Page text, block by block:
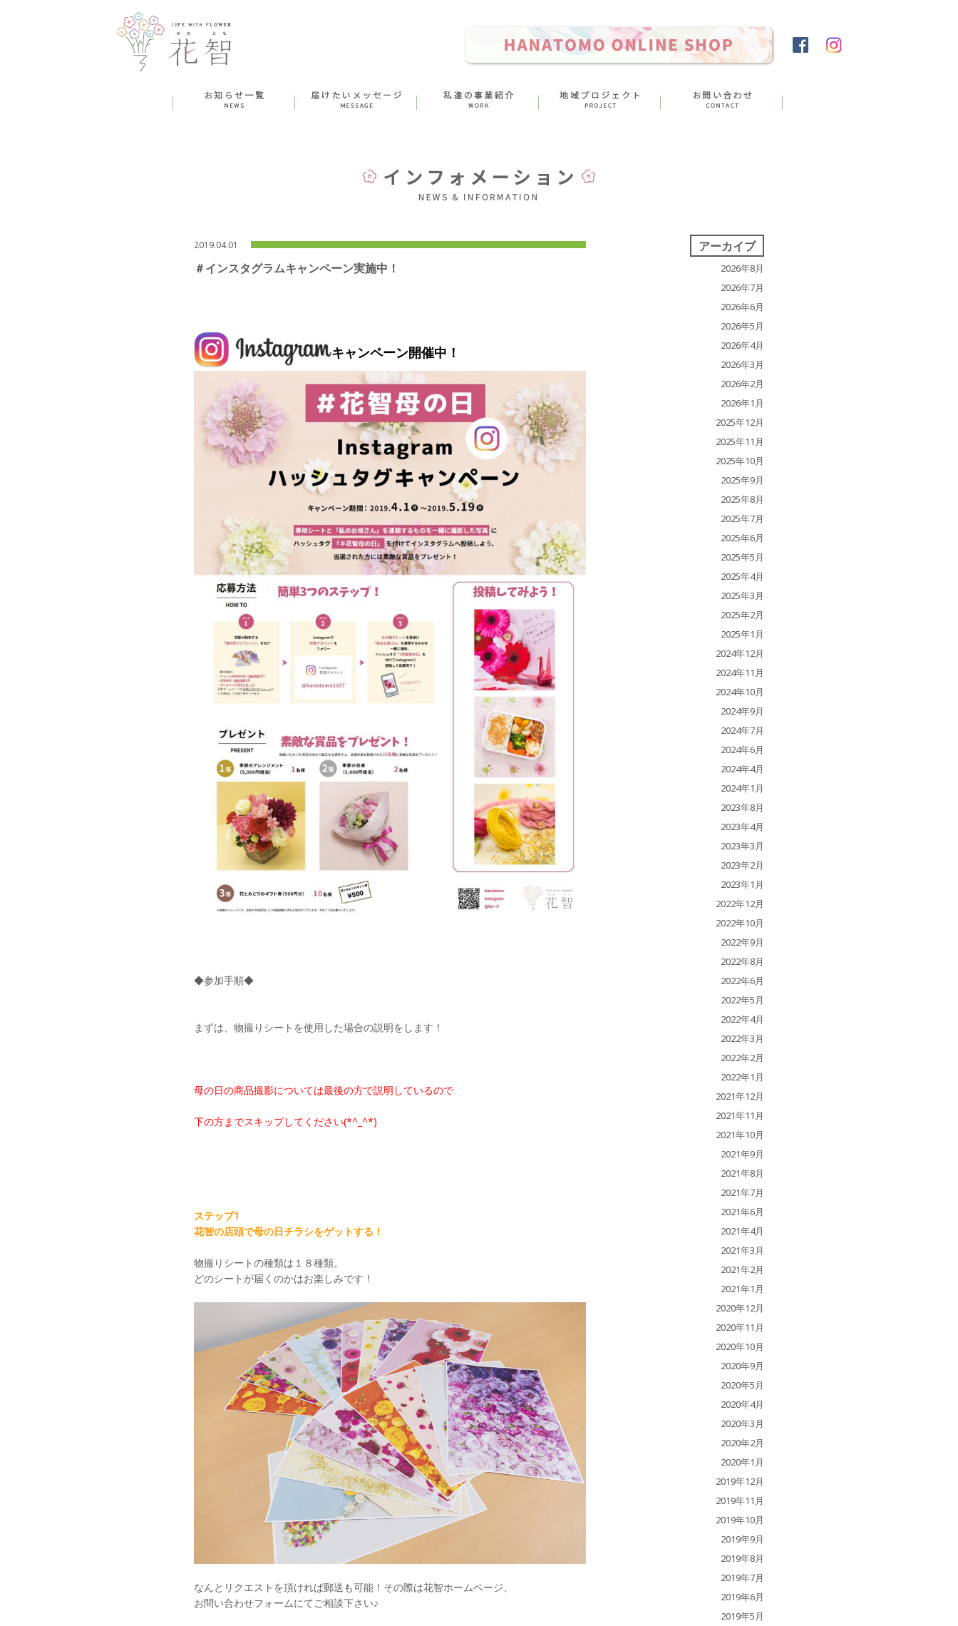
アーカイブ
2026年8月
2026年7月
2026年6月
2026年5月
2026年4月
2026年3月
2026年2月
2026年1月
2025年12月
2025年11月
2025年10月
2025年9月
2025年8月
2025年7月
2025年6月
2025年5月
2025年4月
2025年3月
2025年2月
2025年1月
2024年12月
2024年11月
2024年10月
2024年9月
2024年7月
2024年6月
2024年4月
2024年1月
2023年8月
2023年4月
2023年3月
2023年2月
2023年1月
2022年12月
2022年10月
2022年9月
2022年8月
2022年6月
2022年5月
2022年4月
2022年3月
2022年2月
2022年1月
2021年12月
2021年11月
2021年10月
2021年9月
2021年8月
2021年7月
2021年6月
2021年4月
2021年3月
2021年2月
2021年1月
2020年12月
2020年11月
2020年10月
2020年9月
2020年5月
2020年4月
2020年3月
2020年2月
2020年1月
2019年12月
2019年11月
2019年10月
2019年9月
2019年8月
2019年7月
2019年6月
2019年5月
2019.04.01
＃インスタグラムキャンペーン実施中！
キャンペーン開催中！
◆参加手順◆
まずは、物撮りシートを使用した場合の説明をします！
母の日の商品撮影については最後の方で説明しているので
下の方までスキップしてください(*^_^*)
ステップ1
花智の店頭で母の日チラシをゲットする！
物撮りシートの種類は１８種類。
どのシートが届くのかはお楽しみです！
なんとリクエストを頂ければ郵送も可能！その際は花智ホームページ、
お問い合わせフォームにてご相談下さい♪